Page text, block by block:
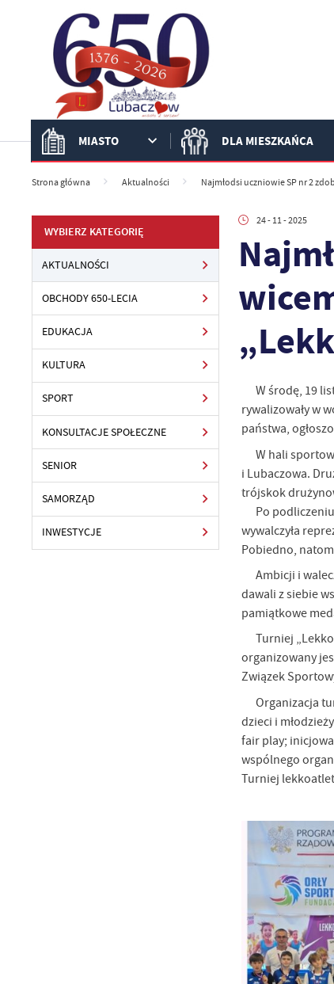
MIASTO DLA MIESZKAŃCA
Strona główna Aktualności Najmłodsi uczniowie SP nr 2
WYBIERZ KATEGORIĘ
AKTUALNOŚCI
OBCHODY 650-LECIA
EDUKACJA
KULTURA
SPORT
KONSULTACJE SPOŁECZNE
SENIOR
SAMORZĄD
INWESTYCJE
24 - 11 - 2025
W środę, 19
rywalizowały w
państwa,
W hali
i Lubaczowa.
trójskok
Po
wywalczyła
Pobiedno,
Ambicji i
dawali z siebie
pamiątkowe
Turniej
organizowany
Związek
Organizacja
dzieci i
fair play;
wspólnego
Turniej